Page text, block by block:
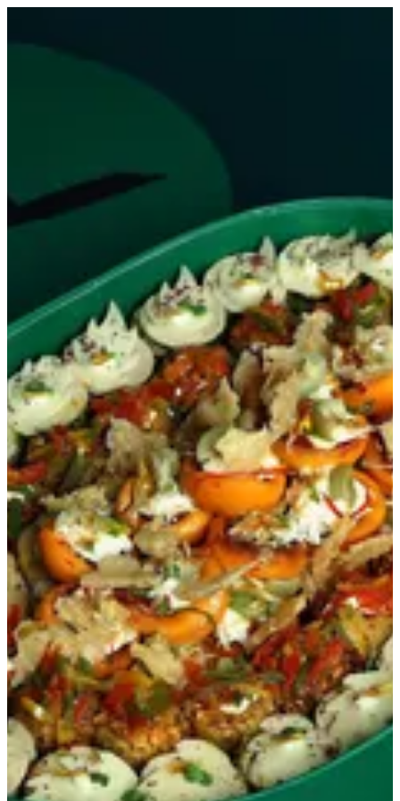
EN
تسجيل الدخول
EN
موالح 2
24 د.ك
تعليمات خاصة
موالح 2 | ميني أند ماني